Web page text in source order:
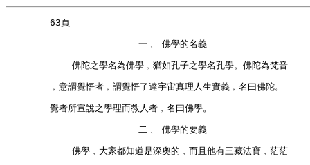
        63頁
                        一﹑ 佛學的名義
            佛陀之學名為佛學﹐猶如孔子之學名孔學。佛陀為梵音
        ﹐意謂覺悟者﹐謂覺悟了達宇宙真理人生實義﹐名曰佛陀。
        覺者所宣說之學理而教人者﹐名曰佛學。
                        二﹑ 佛學的要義
            佛學﹐大家都知道是深奧的﹐而且他有三藏法寶﹐茫茫